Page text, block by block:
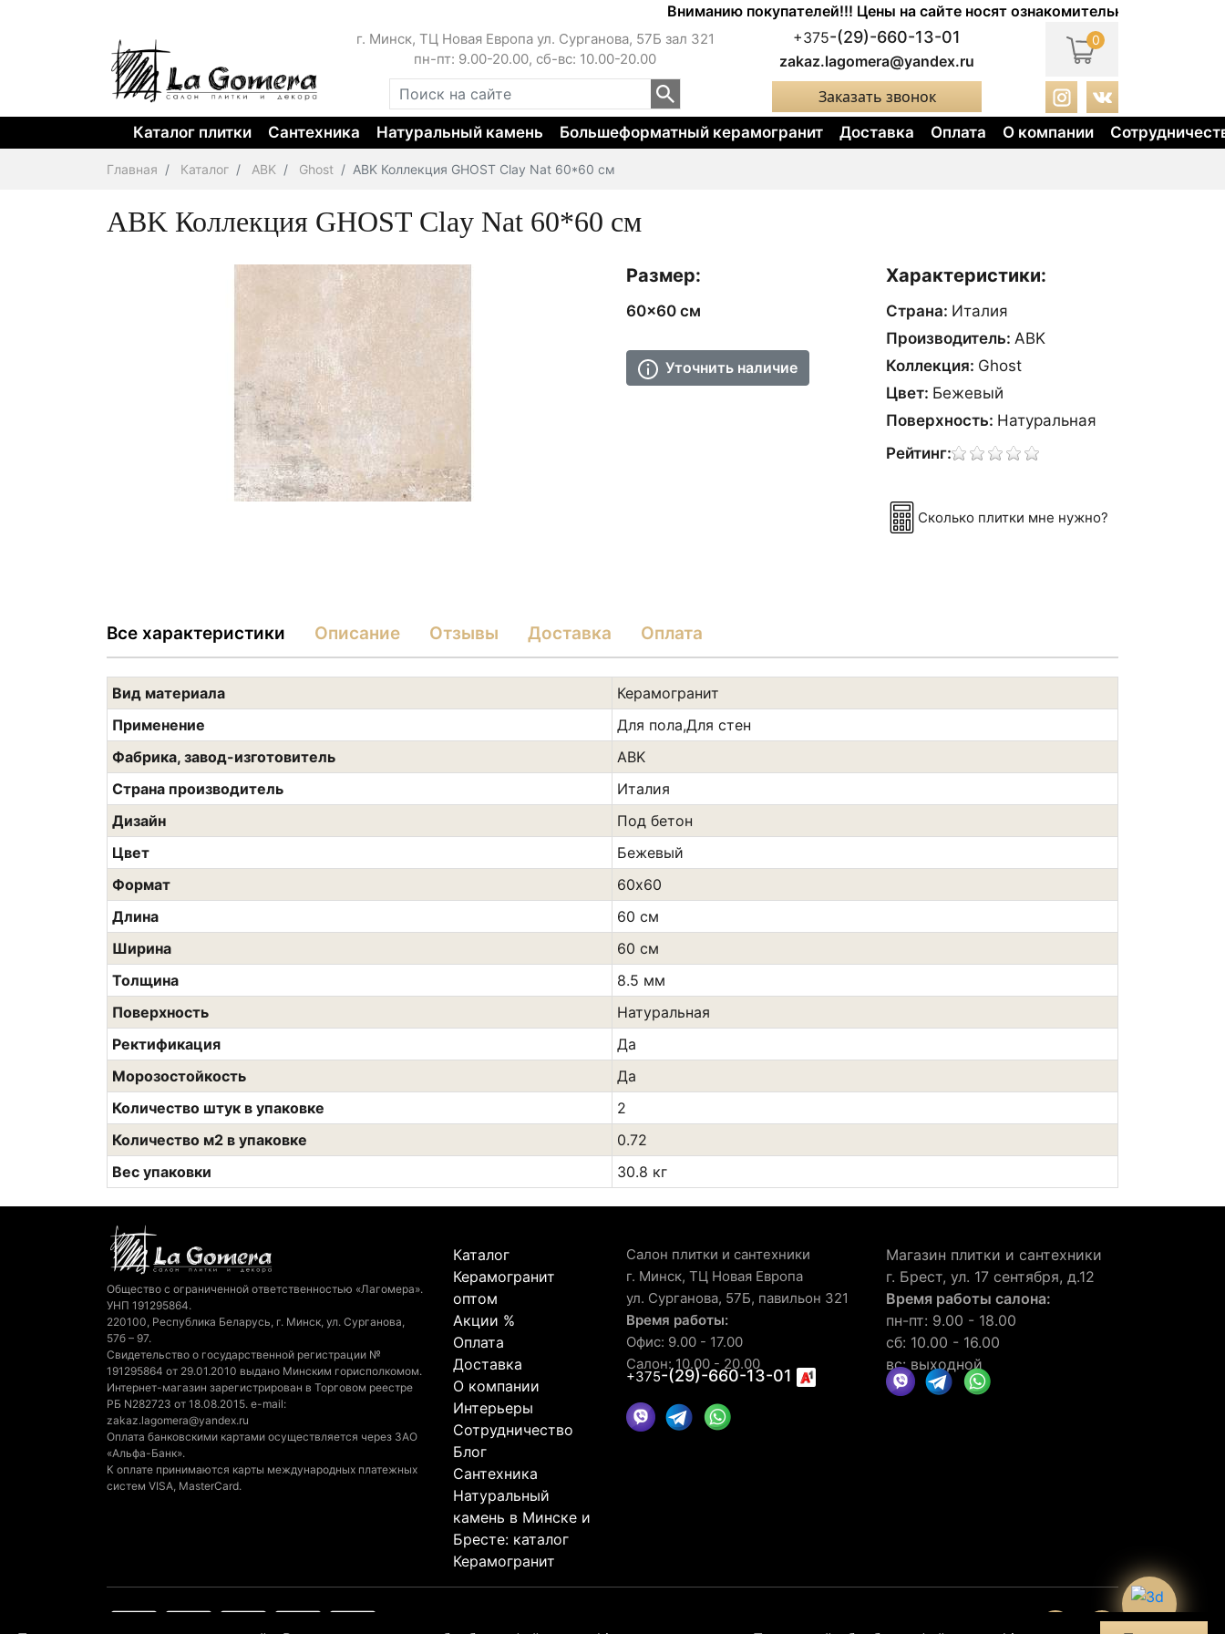
Вниманию покупателей!!! Цены на сайте носят ознакомительный характер.
г. Минск, ТЦ Новая Европа ул. Сурганова, 57Б зал 321
пн-пт: 9.00-20.00, сб-вс: 10.00-20.00
+375-(29)-660-13-01
zakaz.lagomera@yandex.ru
Заказать звонок
0
Каталог плитки Сантехника Натуральный камень Большеформатный керамогранит Доставка Оплата О компании
Главная Каталог ABK Ghost ABK Коллекция GHOST Clay Nat 60*60 см
ABK Коллекция GHOST Clay Nat 60*60 см
Размер:
60x60 см
Уточнить наличие
Характеристики:
Страна: Италия
Производитель: ABK
Коллекция: Ghost
Цвет: Бежевый
Поверхность: Натуральная
Рейтинг:
Сколько плитки мне нужно?
Все характеристики Описание Отзывы Доставка Оплата
Вид материала
Керамогранит
Применение
Для пола,Для стен
Фабрика, завод-изготовитель
ABK
Страна производитель
Италия
Дизайн
Под бетон
Цвет
Бежевый
Формат
60х60
Длина
60 см
Ширина
60 см
Толщина
8.5 мм
Поверхность
Натуральная
Ректификация
Да
Морозостойкость
Да
Количество штук в упаковке
2
Количество м2 в упаковке
0.72
Вес упаковки
30.8 кг
Общество с ограниченной ответственностью «Лагомера».
УНП 191295864.
220100, Республика Беларусь, г. Минск, ул. Сурганова,
57б – 97.
Свидетельство о государственной регистрации №
191295864 от 29.01.2010 выдано Минским горисполкомом.
Интернет-магазин зарегистрирован в Торговом реестре
РБ N282723 от 18.08.2015. e-mail:
zakaz.lagomera@yandex.ru
Оплата банковскими картами осуществляется через ЗАО
«Альфа-Банк».
К оплате принимаются карты международных платежных
систем VISA, MasterCard.
Каталог
Керамогранит
оптом
Акции %
Оплата
Доставка
О компании
Интерьеры
Сотрудничество
Блог
Сантехника
Натуральный
камень в Минске и
Бресте: каталог
Керамогранит
Салон плитки и сантехники
г. Минск, ТЦ Новая Европа
ул. Сурганова, 57Б, павильон 321
Время работы:
Офис: 9.00 - 17.00
Салон: 10.00 - 20.00
+375-(29)-660-13-01
Магазин плитки и сантехники
г. Брест, ул. 17 сентября, д.12
Время работы салона:
пн-пт: 9.00 - 18.00
сб: 10.00 - 16.00
вс: выходной